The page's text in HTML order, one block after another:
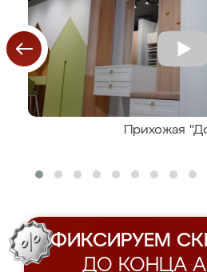
Прихожая
ФИКСИРУЕМ
ДО КОНЦА